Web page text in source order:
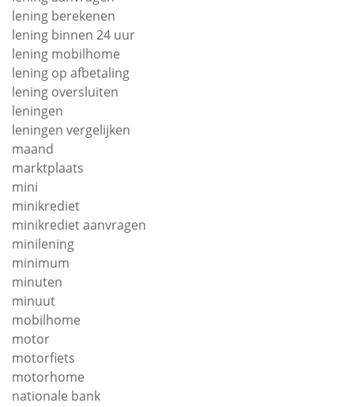
lening berekenen
lening binnen 24 uur
lening mobilhome
lening op afbetaling
lening oversluiten
leningen
leningen vergelijken
maand
marktplaats
mini
minikrediet
minikrediet aanvragen
minilening
minimum
minuten
minuut
mobilhome
motor
motorfiets
motorhome
nationale bank